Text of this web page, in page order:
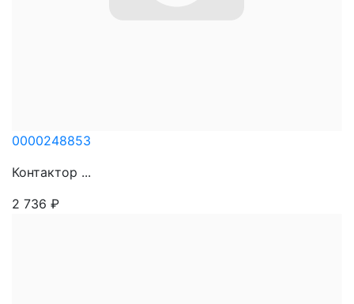
0000248853
Контактор ...
2 736 ₽